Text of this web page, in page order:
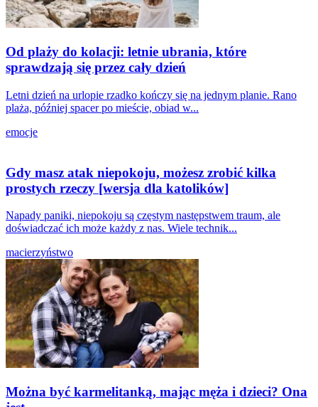
Od plaży do kolacji: letnie ubrania, które
sprawdzają się przez cały dzień
Letni dzień na urlopie rzadko kończy się na jednym planie. Rano
plaża, później spacer po mieście, obiad w...
emocje
Gdy masz atak niepokoju, możesz zrobić kilka
prostych rzeczy [wersja dla katolików]
Napady paniki, niepokoju są częstym następstwem traum, ale
doświadczać ich może każdy z nas. Wiele technik...
macierzyństwo
Można być karmelitanką, mając męża i dzieci? Ona